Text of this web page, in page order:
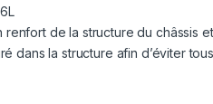
de la structure du châssis
dans la structure afin d’éviter